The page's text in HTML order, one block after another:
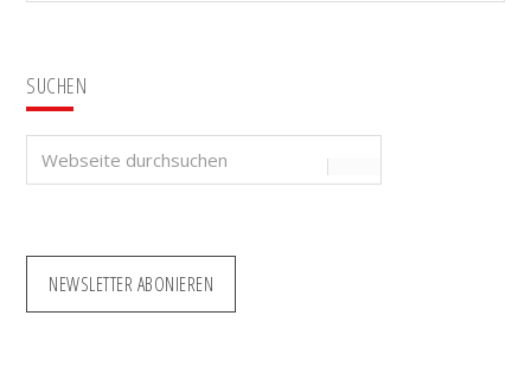
SUCHEN
Webseite
durchsuchen
NEWSLETTER ABONIEREN